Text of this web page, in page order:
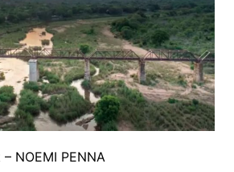
NOEMI PENNA